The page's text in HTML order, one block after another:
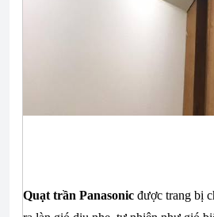
Quạt trần Panasonic được trang bị